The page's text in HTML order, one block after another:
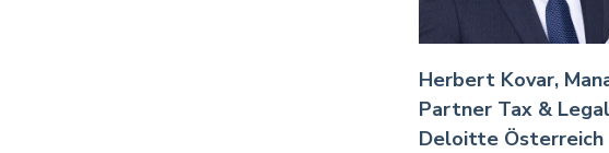
Herbert Kovar,
Partner Tax &
Deloitte Österreich